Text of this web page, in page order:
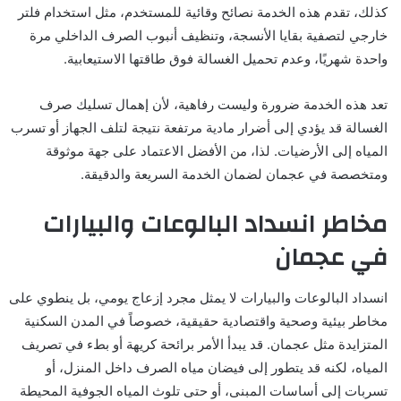
كذلك، تقدم هذه الخدمة نصائح وقائية للمستخدم، مثل استخدام فلتر
خارجي لتصفية بقايا الأنسجة، وتنظيف أنبوب الصرف الداخلي مرة
واحدة شهريًا، وعدم تحميل الغسالة فوق طاقتها الاستيعابية.
تعد هذه الخدمة ضرورة وليست رفاهية، لأن إهمال تسليك صرف
الغسالة قد يؤدي إلى أضرار مادية مرتفعة نتيجة لتلف الجهاز أو تسرب
المياه إلى الأرضيات. لذا، من الأفضل الاعتماد على جهة موثوقة
ومتخصصة في عجمان لضمان الخدمة السريعة والدقيقة.
مخاطر انسداد البالوعات والبيارات
في عجمان
انسداد البالوعات والبيارات لا يمثل مجرد إزعاج يومي، بل ينطوي على
مخاطر بيئية وصحية واقتصادية حقيقية، خصوصاً في المدن السكنية
المتزايدة مثل عجمان. قد يبدأ الأمر برائحة كريهة أو بطء في تصريف
المياه، لكنه قد يتطور إلى فيضان مياه الصرف داخل المنزل، أو
تسربات إلى أساسات المبنى، أو حتى تلوث المياه الجوفية المحيطة